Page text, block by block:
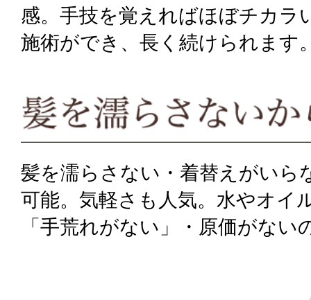
感。手技を覚えればほぼチカラ
施術ができ、長く続けられます
髪を濡らさない・着替えがいら
可能。気軽さも人気。水やオイ
「手荒れがない」・原価がない